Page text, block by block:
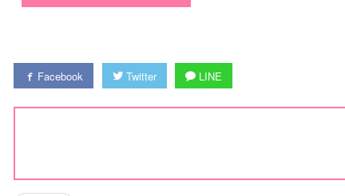
Facebook Twitter LINE